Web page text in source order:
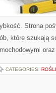
Strona
które szukają
CATEGORIES: